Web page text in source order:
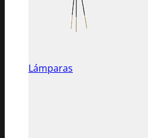
Lámparas